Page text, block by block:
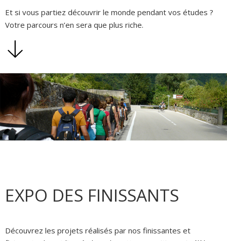
Et si vous partiez découvrir le monde pendant vos études ?
Votre parcours n’en sera que plus riche.
EXPO DES FINISSANTS
Découvrez les projets réalisés par nos finissantes et